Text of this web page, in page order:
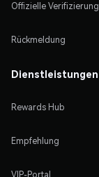
Offizielle Verifizierung
Rückmeldung
Dienstleistungen
Rewards Hub
Empfehlung
VIP-Portal